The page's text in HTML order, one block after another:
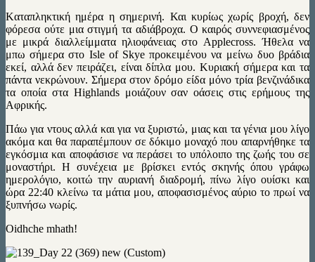
Kαταπληκτική ημέρα η σημερινή. Και κυρίως χωρίς βροχή, δεν
φόρεσα ούτε μια στιγμή τα αδιάβροχα. Ο καιρός συννεφιασμένος
με μικρά διαλλείμματα ηλιοφάνειας στο Applecross. Ήθελα να
μπω σήμερα στο Isle of Skye προκειμένου να μείνω δυο βράδια
εκεί, αλλά δεν πειράζει, είναι δίπλα μου. Κυριακή σήμερα και τα
πάντα νεκρώνουν. Σήμερα στον δρόμο είδα μόνο τρία βενζινάδικα
τα οποία στα Highlands μοιάζουν σαν οάσεις στις ερήμους της
Αφρικής.
Πάω για ντους αλλά και για να ξυριστώ, μιας και τα γένια μου λίγο
ακόμα και θα παραπέμπουν σε δόκιμο μοναχό που απαρνήθηκε τα
εγκόσμια και αποφάσισε να περάσει το υπόλοιπο της ζωής του σε
μοναστήρι. Η συνέχεια με βρίσκει εντός σκηνής όπου γράφω
ημερολόγιο, κοιτώ την αυριανή διαδρομή, πίνω λίγο ουίσκι και
ώρα 22:40 κλείνω τα μάτια μου, αποφασισμένος αύριο το πρωί να
ξυπνήσω νωρίς.
Oidhche mhath!